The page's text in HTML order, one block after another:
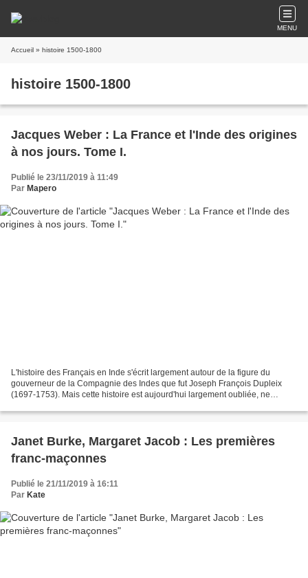
MENU
Accueil » histoire 1500-1800
histoire 1500-1800
Jacques Weber : La France et l'Inde des origines
à nos jours. Tome I.
Publié le 23/11/2019 à 11:49
Par Mapero
L'histoire des Français en Inde s'écrit largement autour de la figure du
gouverneur de la Compagnie des Indes que fut Joseph François Dupleix
(1697-1753). Mais cette histoire est aujourd'hui largement oubliée, ne
Janet Burke, Margaret Jacob : Les premières
franc-maçonnes
Publié le 21/11/2019 à 16:11
Par Kate